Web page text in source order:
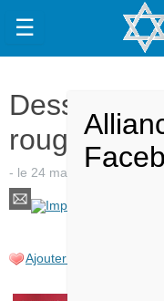
☰
Judaïsme
Magazine
Sorties
Radio
Dessert :
rouges
- le 24 mars 2009
Ajouter cette recette à